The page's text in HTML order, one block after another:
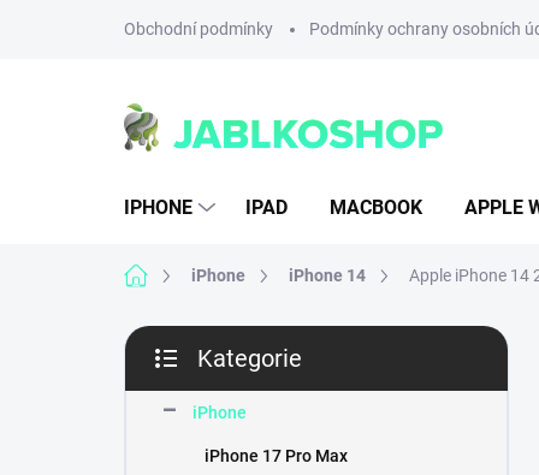
Obchodní podmínky Podmínky ochrany osobních
IPHONE IPAD MACBOOK APPLE
Domů iPhone iPhone 14 Apple iPhone 14
P
s
kategorie
Kategorie
iPhone
iPhone 17 Pro Max